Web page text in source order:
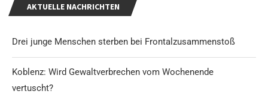
AKTUELLE NACHRICHTEN
Drei junge Menschen sterben bei Frontalzusammenstoß
Koblenz: Wird Gewaltverbrechen vom Wochenende
vertuscht?